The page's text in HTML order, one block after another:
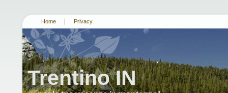
Home Privacy
Trentino IN